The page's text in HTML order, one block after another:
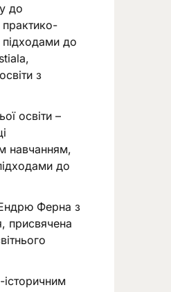
до
до
з
освіти –
навчанням,
до
Ферна з
присвячена